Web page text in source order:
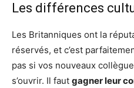
Les différences
Les Britanniques ont la
réservés, et c’est
pas si vos nouveaux
s’ouvrir. Il faut gagner leur